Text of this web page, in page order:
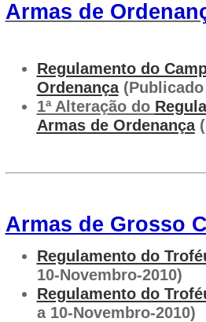
Armas de
Regulamento do
Ordenança(Publicado
1ª Alteração do
Armas de Ordenança
Armas de Grosso
Regulamento do
10-Novembro-2010)
Regulamento do
a 10-Novembro-2010)